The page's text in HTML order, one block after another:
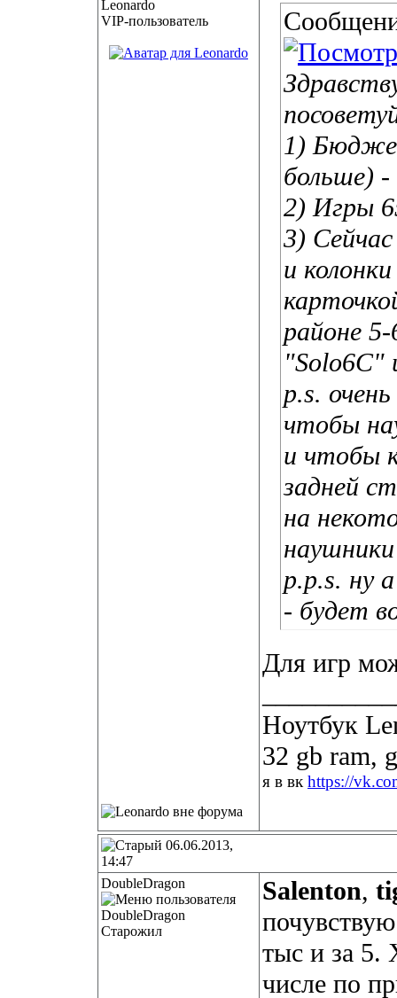
VIP-пользователь
1)
больше)
2) Игры
3)
и
районе
"Solo6C"
p.s.
чтобы
и чтобы
задней
на
p.p.s. ну
- будет
Для игр
Ноутбук
32 gb ram,
я в вк https://
06.06.2013,
14:47
DoubleDragon
Старожил
Salenton,
тыс и за 5.
числе по